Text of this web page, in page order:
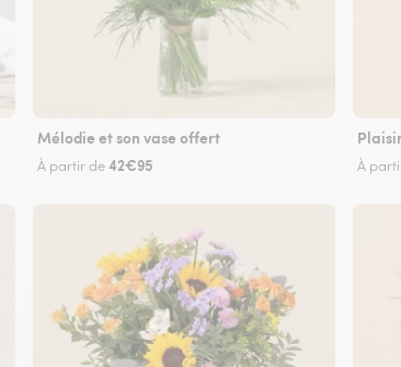
Mélodie et son vase offert
À partir de42€95 À